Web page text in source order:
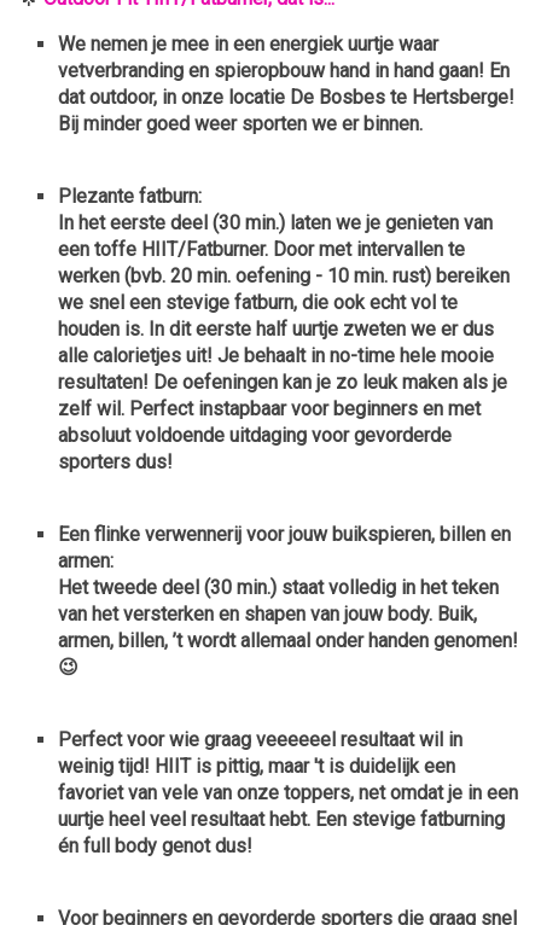
We nemen je mee in een energiek uurtje waar
vetverbranding en spieropbouw hand in hand gaan! En
dat outdoor, in onze locatie De Bosbes te Hertsberge!
Bij minder goed weer sporten we er binnen.
Plezante fatburn:
In het eerste deel (30 min.) laten we je genieten van
een toffe HIIT/Fatburner. Door met intervallen te
werken (bvb. 20 min. oefening - 10 min. rust) bereiken
we snel een stevige fatburn, die ook echt vol te
houden is. In dit eerste half uurtje zweten we er dus
alle calorietjes uit! Je behaalt in no-time hele mooie
resultaten! De oefeningen kan je zo leuk maken als je
zelf wil. Perfect instapbaar voor beginners en met
absoluut voldoende uitdaging voor gevorderde
sporters dus!
Een flinke verwennerij voor jouw buikspieren, billen en
armen:
Het tweede deel (30 min.) staat volledig in het teken
van het versterken en shapen van jouw body. Buik,
armen, billen, ’t wordt allemaal onder handen genomen!
😉
Perfect voor wie graag veeeeeel resultaat wil in
weinig tijd! HIIT is pittig, maar 't is duidelijk een
favoriet van vele van onze toppers, net omdat je in een
uurtje heel veel resultaat hebt. Een stevige fatburning
én full body genot dus!
Voor beginners en gevorderde sporters die graag snel